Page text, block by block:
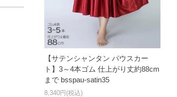
【サテンシャンタン パウスカー
ト】3～4本ゴム 仕上がり丈約88cm
まで bsspau-satin35
8,340円(税込)